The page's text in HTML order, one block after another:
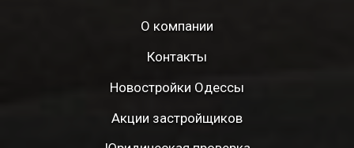
О компании
Контакты
Новостройки Одессы
Акции застройщиков